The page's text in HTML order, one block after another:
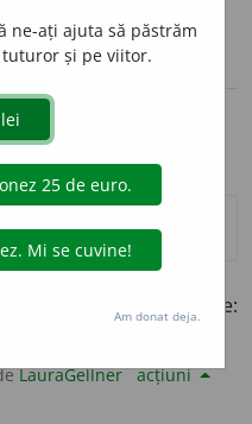
). Permis de lege:
LauraGellner acțiuni
ne-ați ajuta să păstrăm
și pe viitor.
Am donat deja.